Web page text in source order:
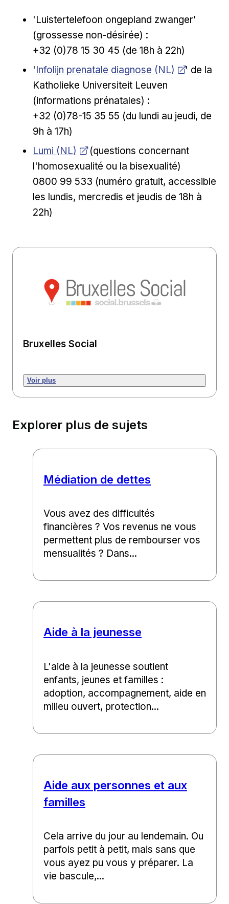
'Luistertelefoon ongepland zwanger'
(grossesse non-désirée) :
+32 (0)78 15 30 45 (de 18h à 22h)
'Ouvrir dans une nouvelle fenêtre
Infolijn prenatale diagnose (NL)
' de la
Katholieke Universiteit Leuven
(informations prénatales) :
+32 (0)78-15 35 55 (du lundi au jeudi, de
9h à 17h)
Ouvrir dans une nouvelle fenêtre
Lumi (NL)
(questions concernant
l'homosexualité ou la bisexualité)
0800 99 533 (numéro gratuit, accessible
les lundis, mercredis et jeudis de 18h à
22h)
Bruxelles Social
Voir plus
Explorer plus de sujets
Médiation de dettes
Vous avez des difficultés
financières ? Vos revenus ne vous
permettent plus de rembourser vos
mensualités ? Dans...
Aide à la jeunesse
L'aide à la jeunesse soutient
enfants, jeunes et familles :
adoption, accompagnement, aide en
milieu ouvert, protection...
Aide aux personnes et aux
familles
Cela arrive du jour au lendemain. Ou
parfois petit à petit, mais sans que
vous ayez pu vous y préparer. La
vie bascule,...